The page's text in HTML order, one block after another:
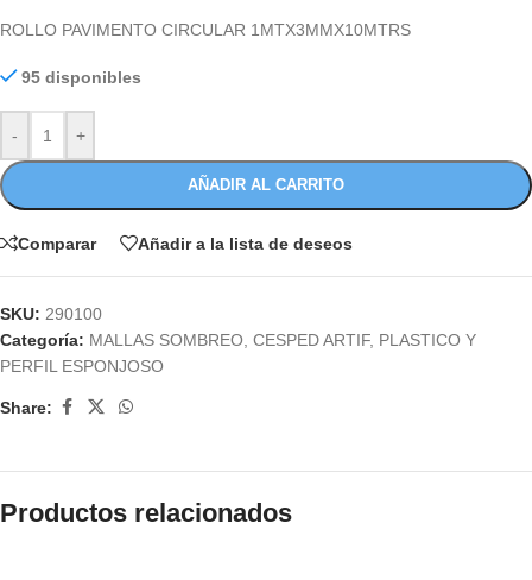
ROLLO PAVIMENTO CIRCULAR 1MTX3MMX10MTRS
95 disponibles
- +
AÑADIR AL CARRITO
Comparar Añadir a la lista de deseos
SKU: 290100
Categoría: MALLAS SOMBREO, CESPED ARTIF, PLASTICO Y
PERFIL ESPONJOSO
Share:
Productos relacionados